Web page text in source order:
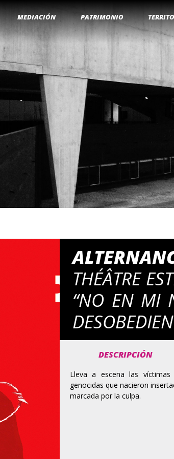
MEDIACIÓN PATRIMONIO
THÉÂTRE
“NO EN MI
DESCRIPCIÓN
Lleva a escena las
genocidas que nacieron
marcada por la culpa.